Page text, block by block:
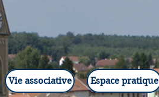
Vie associative Espace pratique